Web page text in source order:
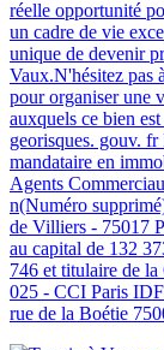
réelle opportunité
un cadre de vie
unique de devenir
Vaux.N'hésitez pas
pour organiser une
auxquels ce bien
georisques. gouv.
mandataire en
Agents
n(Numéro
de Villiers - 75017
au capital de 132
746 et titulaire de
025 - CCI Paris
rue de la Boétie